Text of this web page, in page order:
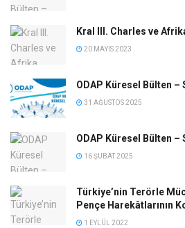
Kral III. Charles ve
20 MAYIS 2023
ODAP Küresel Bülten –
31 AĞUSTOS 2025
ODAP Küresel Bülten –
16 ŞUBAT 2025
Türkiye’nin Terörle
Pençe Harekâtlarının
1 EYLÜL 2022